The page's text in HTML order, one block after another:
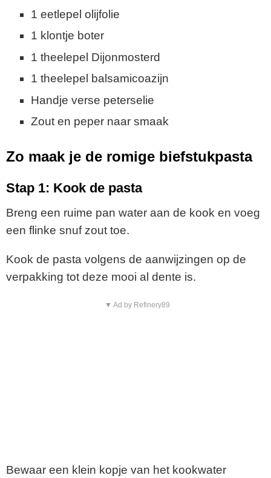
1 eetlepel olijfolie
1 klontje boter
1 theelepel Dijonmosterd
1 theelepel balsamicoazijn
Handje verse peterselie
Zout en peper naar smaak
Zo maak je de romige biefstukpasta
Stap 1: Kook de pasta
Breng een ruime pan water aan de kook en voeg
een flinke snuf zout toe.
Kook de pasta volgens de aanwijzingen op de
verpakking tot deze mooi al dente is.
▼ Ad by Refinery89
Bewaar een klein kopje van het kookwater